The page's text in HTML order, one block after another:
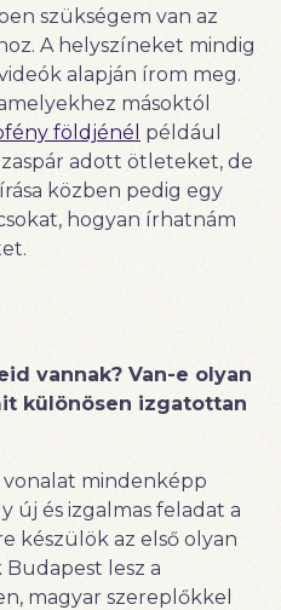
szükségem van az
A helyszíneket mindig
alapján írom meg.
másoktól
földjénél például
adott ötleteket, de
közben pedig egy
hogyan írhatnám
vannak? Van-e olyan
különösen izgatottan
mindenképp
új és izgalmas feladat a
készülök az első olyan
lesz a
magyar szereplőkkel